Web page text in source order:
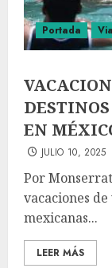
Portada
EN
JULIO 10, 2025
Por
vacaciones
mexicanas...
LEER MÁS